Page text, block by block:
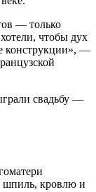
— только
чтобы дух
конструкции», —
кровлю и